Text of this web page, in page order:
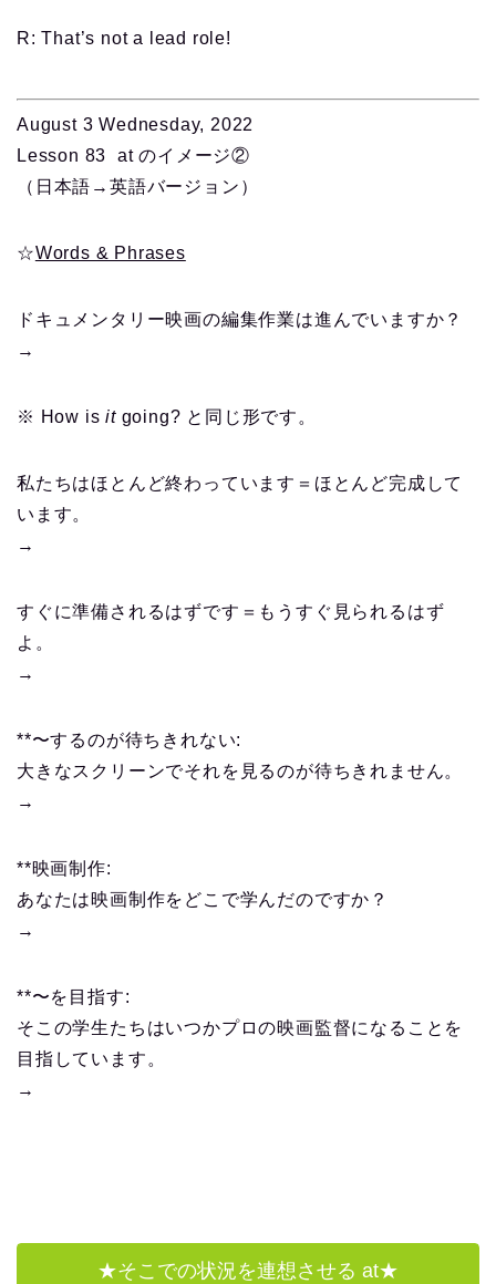
R: That’s not a lead role!
August 3 Wednesday, 2022
Lesson 83 at のイメージ②
（日本語→英語バージョン）
☆Words & Phrases
ドキュメンタリー映画の編集作業は進んでいますか？
→
※ How isitgoing? と同じ形です。
私たちはほとんど終わっています＝ほとんど完成して
います。
→
すぐに準備されるはずです＝もうすぐ見られるはず
よ。
→
**〜するのが待ちきれない:
大きなスクリーンでそれを見るのが待ちきれません。
→
**映画制作:
あなたは映画制作をどこで学んだのですか？
→
**〜を目指す:
そこの学生たちはいつかプロの映画監督になることを
目指しています。
→
★そこでの状況を連想させる at★